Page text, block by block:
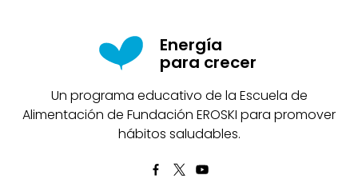
Energía
para crecer
Un programa educativo de la Escuela de
Alimentación de Fundación EROSKI para promover
hábitos saludables.